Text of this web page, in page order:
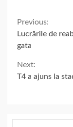
Reading
Previous:
Lucrările de
gata
Next:
T4 a ajuns la